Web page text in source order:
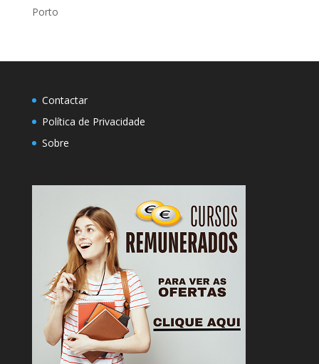
Porto
Contactar
Política de Privacidade
Sobre